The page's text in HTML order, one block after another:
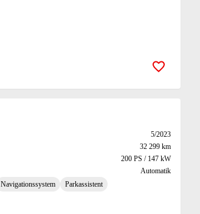
Zur
5/2023
32 299 km
200 PS / 147 kW
Automatik
Navigationssystem
Parkassistent